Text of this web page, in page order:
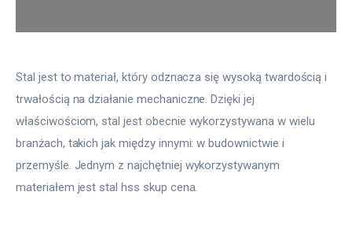
Więcej
Stal jest to materiał, który odznacza się wysoką twardością i
trwałością na działanie mechaniczne. Dzięki jej
właściwościom, stal jest obecnie wykorzystywana w wielu
branżach, takich jak między innymi: w budownictwie i
przemyśle. Jednym z najchętniej wykorzystywanym
materiałem jest stal hss skup cena.